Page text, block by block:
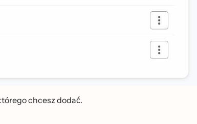
chcesz dodać.